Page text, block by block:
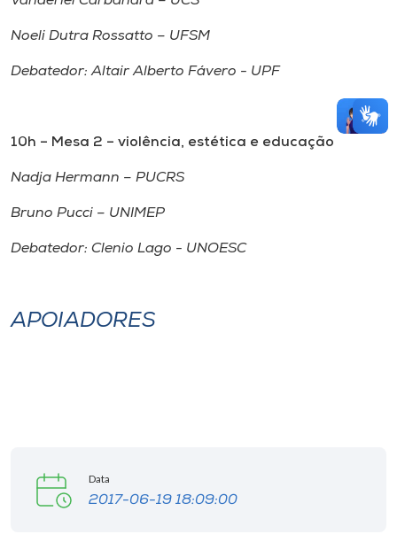
Noeli Dutra Rossatto – UFSM
Debatedor: Altair Alberto Fávero - UPF
10h – Mesa 2 – violência, estética e educação
Nadja Hermann – PUCRS
Bruno Pucci – UNIMEP
Debatedor: Clenio Lago - UNOESC
APOIADORES
Data
2017-06-19 18:09:00